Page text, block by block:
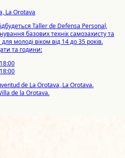
La Orotava
Taller de Defensa Personal,
базових технік самозахисту та
молоді віком від 14 до 35 років.
та години:
de La Orotava, La Orotava.
de la Orotava.